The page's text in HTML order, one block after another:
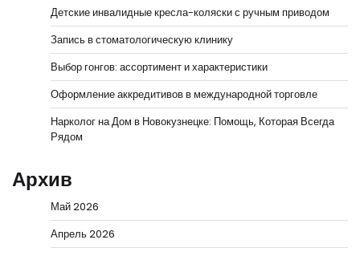
Детские инвалидные кресла-коляски с ручным приводом
Запись в стоматологическую клинику
Выбор гонгов: ассортимент и характеристики
Оформление аккредитивов в международной торговле
Нарколог на Дом в Новокузнецке: Помощь, Которая Всегда
Рядом
Архив
Май 2026
Апрель 2026